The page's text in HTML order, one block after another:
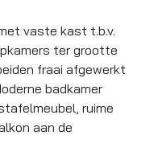
vaste kast t.b.v.
ter grootte
fraai afgewerkt
badkamer
ruime
aan de